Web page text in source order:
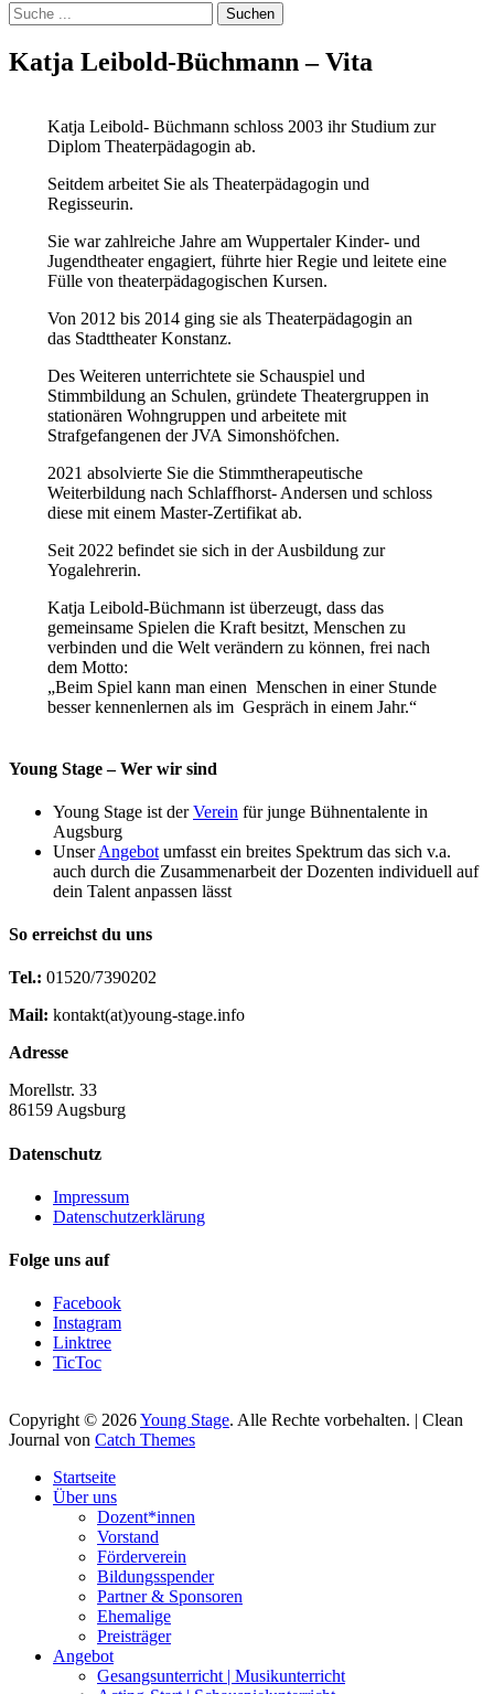
Suchen
Suchen
nach:
Katja Leibold-Büchmann – Vita
Katja Leibold- Büchmann schloss 2003 ihr Studium zur
Diplom Theaterpädagogin ab.
Seitdem arbeitet Sie als Theaterpädagogin und
Regisseurin.
Sie war zahlreiche Jahre am Wuppertaler Kinder- und
Jugendtheater engagiert, führte hier Regie und leitete eine
Fülle von theaterpädagogischen Kursen.
Von 2012 bis 2014 ging sie als Theaterpädagogin an
das Stadttheater Konstanz.
Des Weiteren unterrichtete sie Schauspiel und
Stimmbildung an Schulen, gründete Theatergruppen in
stationären Wohngruppen und arbeitete mit
Strafgefangenen der JVA Simonshöfchen.
2021 absolvierte Sie die Stimmtherapeutische
Weiterbildung nach Schlaffhorst- Andersen und schloss
diese mit einem Master-Zertifikat ab.
Seit 2022 befindet sie sich in der Ausbildung zur
Yogalehrerin.
Katja Leibold-Büchmann ist überzeugt, dass das
gemeinsame Spielen die Kraft besitzt, Menschen zu
verbinden und die Welt verändern zu können, frei nach
dem Motto:
„Beim Spiel kann man einen Menschen in einer Stunde
besser kennenlernen als im Gespräch in einem Jahr.“
Young Stage – Wer wir sind
Young Stage ist derVerein für junge Bühnentalente in
Augsburg
UnserAngebot umfasst ein breites Spektrum das sich v.a.
auch durch die Zusammenarbeit der Dozenten individuell auf
dein Talent anpassen lässt
So erreichst du uns
Tel.: 01520/7390202
Mail: kontakt(at)young-stage.info
Adresse
Morellstr. 33
86159 Augsburg
Datenschutz
Impressum
Datenschutzerklärung
Folge uns auf
Facebook
Instagram
Linktree
TicToc
Copyright © 2026Young Stage. Alle Rechte vorbehalten. | Clean
Journal von Catch Themes
oben
scrollen
Startseite
Über uns
Dozent*innen
Vorstand
Förderverein
Bildungsspender
Partner & Sponsoren
Ehemalige
Preisträger
Angebot
Gesangsunterricht | Musikunterricht